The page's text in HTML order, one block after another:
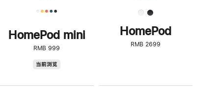
HomePod mini
RMB 999
当前浏览
HomePod
RMB 2699